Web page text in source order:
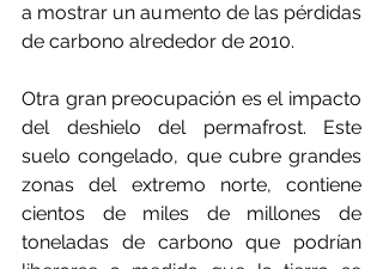
a mostrar un aumento de las pérdidas
de carbono alrededor de 2010.
Otra gran preocupación es el impacto
del deshielo del permafrost. Este
suelo congelado, que cubre grandes
zonas del extremo norte, contiene
cientos de miles de millones de
toneladas de carbono que podrían